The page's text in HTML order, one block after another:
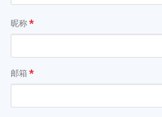
昵称*
邮箱 *